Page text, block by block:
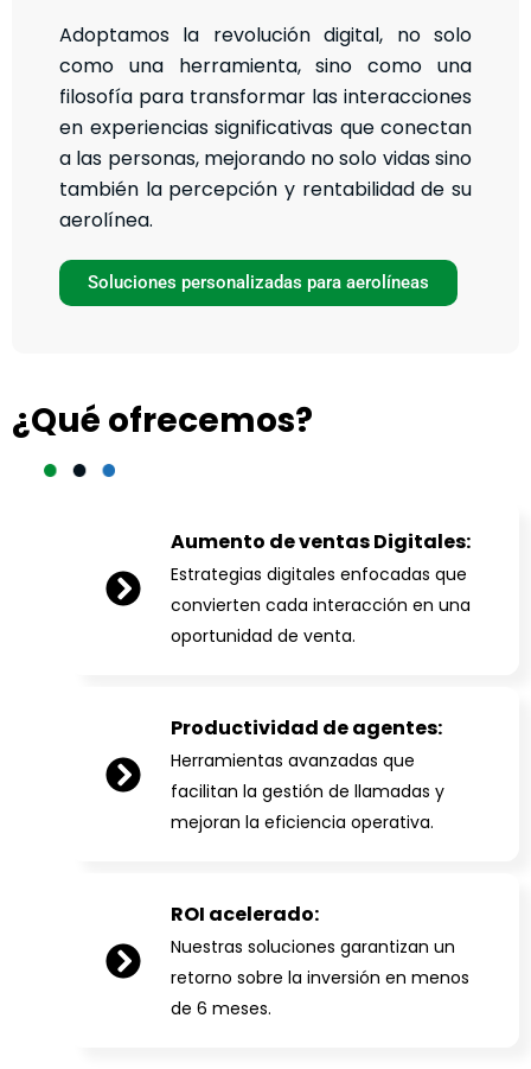
Adoptamos la revolución digital, no solo
como una herramienta, sino como una
filosofía para transformar las interacciones
en experiencias significativas que conectan
a las personas, mejorando no solo vidas sino
también la percepción y rentabilidad de su
aerolínea.
Soluciones personalizadas para aerolíneas
¿Qué ofrecemos?
Aumento de ventas Digitales:
Estrategias digitales enfocadas que
convierten cada interacción en una
oportunidad de venta.
Productividad de agentes:
Herramientas avanzadas que
facilitan la gestión de llamadas y
mejoran la eficiencia operativa.
ROI acelerado:
Nuestras soluciones garantizan un
retorno sobre la inversión en menos
de 6 meses.